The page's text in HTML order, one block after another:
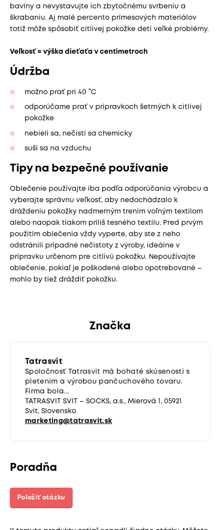
bavlny a nevystavujte ich zbytočnému svrbeniu a
škrabaniu. Aj malé percento prímesových materiálov
totiž môže spôsobiť citlivej pokožke detí veľké problémy.
Veľkosť = výška dieťaťa v centimetroch
Údržba
možno prať pri 40 °C
odporúčame prať v prípravkoch šetrných k citlivej
pokožke
nebieli sa, nečistí sa chemicky
suší sa na vzduchu
Tipy na bezpečné používanie
Oblečenie používajte iba podľa odporúčania výrobcu a
vyberajte správnu veľkosť, aby nedochádzalo k
dráždeniu pokožky nadmerným trením voľným textilom
alebo naopak tlakom príliš tesného textilu. Pred prvým
použitím oblečenia vždy vyperte, aby ste z neho
odstránili prípadné nečistoty z výroby, ideálne v
prípravku určenom pre citlivú pokožku. Nepoužívajte
oblečenie, pokiaľ je poškodené alebo opotrebované –
mohlo by tiež dráždiť pokožku.
Značka
Tatrasvit
Spoločnosť Tatrasvit má bohaté skúsenosti s
pletením a výrobou pančuchového tovaru.
Firma bola...
TATRASVIT SVIT – SOCKS, a.s., Mierová 1, 05921
Svit, Slovensko
marketing@tatrasvit.sk
Poradňa
Položiť otázku